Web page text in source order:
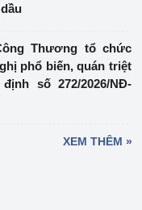
Thương tổ chức
phổ biến, quán triệt
số 272/2026/NĐ-
XEM THÊM »